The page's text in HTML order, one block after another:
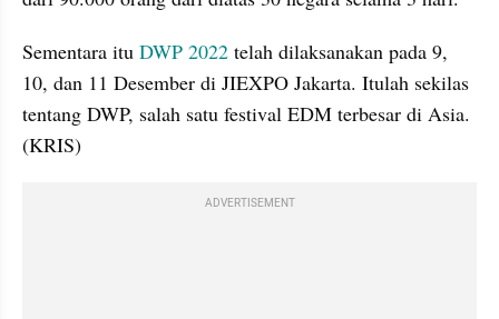
Sementara itu DWP 2022 telah dilaksanakan pada 9,
10, dan 11 Desember di JIEXPO Jakarta. Itulah sekilas
tentang DWP, salah satu festival EDM terbesar di Asia.
(KRIS)
ADVERTISEMENT